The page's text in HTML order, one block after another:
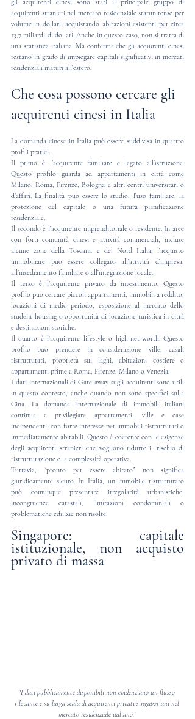
acquirenti stranieri nel mercato residenziale statunitense per
volume in dollari, acquistando abitazioni esistenti per circa
13,7 miliardi di dollari. Anche in questo caso, non si tratta di
una statistica italiana. Ma conferma che gli acquirenti cinesi
restano in grado di impiegare capitali significativi in mercati
residenziali maturi all’estero.
Che cosa possono cercare gli
acquirenti cinesi in Italia
La domanda cinese in Italia può essere suddivisa in quattro
profili pratici.
Il primo è l’acquirente familiare e legato all’istruzione.
Questo profilo guarda ad appartamenti in città come
Milano, Roma, Firenze, Bologna e altri centri universitari o
d’affari. La finalità può essere lo studio, l’uso familiare, la
protezione del capitale o una futura pianificazione
residenziale.
Il secondo è l’acquirente imprenditoriale o residente. In aree
con forti comunità cinesi e attività commerciali, incluse
alcune zone della Toscana e del Nord Italia, l’acquisto
immobiliare può essere collegato all’attività d’impresa,
all’insediamento familiare o all’integrazione locale.
Il terzo è l’acquirente privato da investimento. Questo
profilo può cercare piccoli appartamenti, immobili a reddito,
locazioni di medio periodo, esposizione al mercato dello
student housing o opportunità di locazione turistica in città
e destinazioni storiche.
Il quarto è l’acquirente lifestyle o high-net-worth. Questo
profilo può prendere in considerazione ville, casali
ristrutturati, proprietà sui laghi, abitazioni costiere o
appartamenti prime a Roma, Firenze, Milano o Venezia.
I dati internazionali di Gate-away sugli acquirenti sono utili
in questo contesto, anche quando non sono specifici sulla
Cina. La domanda internazionale di immobili italiani
continua a privilegiare appartamenti, ville e case
indipendenti, con forte interesse per immobili ristrutturati o
immediatamente abitabili. Questo è coerente con le esigenze
degli acquirenti stranieri che vogliono ridurre il rischio di
ristrutturazione e la complessità operativa.
Tuttavia, “pronto per essere abitato” non significa
giuridicamente sicuro. In Italia, un immobile ristrutturato
può comunque presentare irregolarità urbanistiche,
incongruenze catastali, limitazioni condominiali o
problematiche edilizie non risolte.
Singapore: capitale
istituzionale, non acquisto
privato di massa
"I dati pubblicamente disponibili non evidenziano un flusso
rilevante e su larga scala di acquirenti privati singaporiani nel
mercato residenziale italiano."